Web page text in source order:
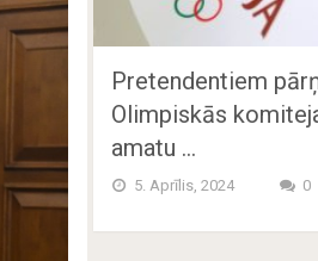
Pretendentiem
Olimpiskās
amatu …
5. Aprīlis, 2024 0